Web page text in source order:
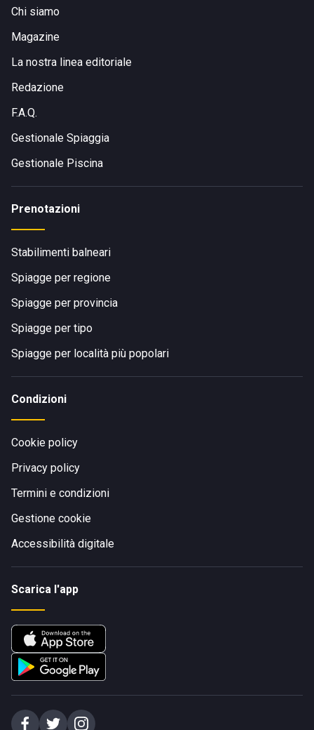
Chi siamo
Magazine
La nostra linea editoriale
Redazione
F.A.Q.
Gestionale Spiaggia
Gestionale Piscina
Prenotazioni
Stabilimenti balneari
Spiagge per regione
Spiagge per provincia
Spiagge per tipo
Spiagge per località più popolari
Condizioni
Cookie policy
Privacy policy
Termini e condizioni
Gestione cookie
Accessibilità digitale
Scarica l'app